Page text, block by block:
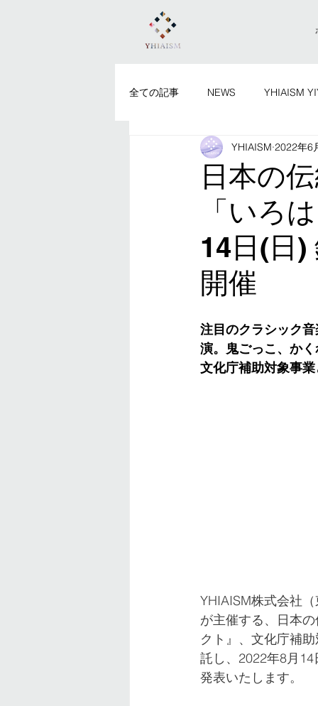
全ての記事 NEWS YHIAISM
日本の
「いろ
14日(日
開催
YHIAISM 2022年6
注目のクラシック
演。鬼ごっこ、か
文化庁補助対象事業
YHIAISM株式会社
が主催する、日本
クト』、文化庁補
託し、2022年8月
発表いたします。